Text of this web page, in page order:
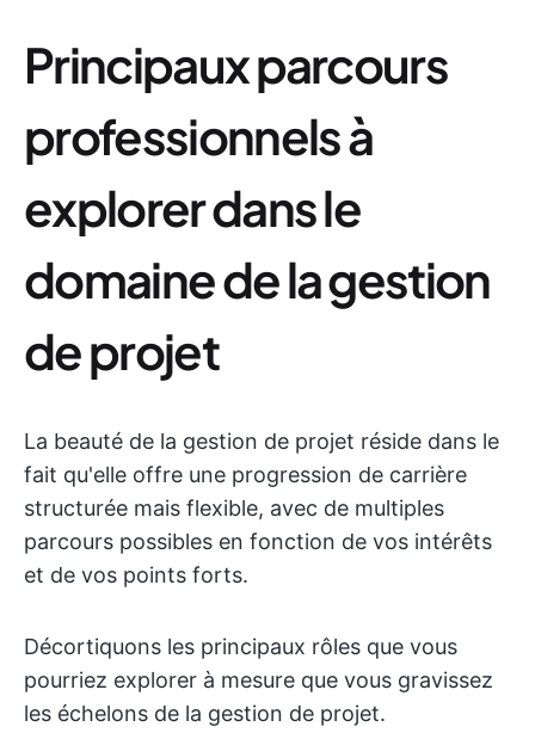
Principaux parcours
professionnels à
explorer dans le
domaine de la gestion
de projet
La beauté de la gestion de projet réside dans le
fait qu'elle offre une progression de carrière
structurée mais flexible, avec de multiples
parcours possibles en fonction de vos intérêts
et de vos points forts.
Décortiquons les principaux rôles que vous
pourriez explorer à mesure que vous gravissez
les échelons de la gestion de projet.